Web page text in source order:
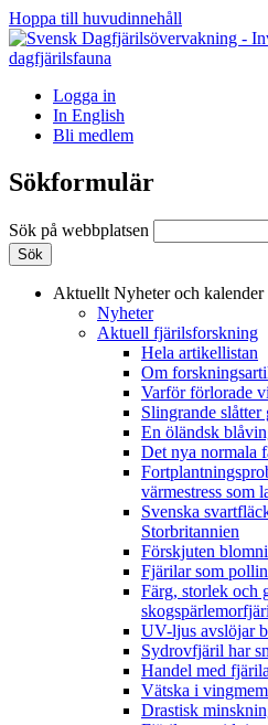
Hoppa till huvudinnehåll
Logga in
In English
Bli medlem
Sökformulär
Sök på webbplatsen
Aktuellt Nyheter och kalender
Nyheter
Aktuell fjärilsforskning
Hela artikellistan
Om
Varför förlorade
Slingrande slåtter
En öländsk
Det nya normala
värmestress som
Svenska
Storbritannien
Förskjuten
Fjärilar som
Färg, storlek och
UV-ljus avslöjar
Sydrovfjäril har
Handel med
Vätska i
Drastisk